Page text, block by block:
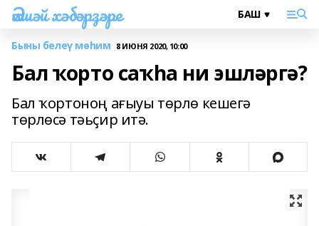
Әлшәй хәбәрҙәре
Быны белеү мөһим 8 ИЮНЯ 2020, 10:00
Бал ҡорто саҡһа ни эшләргә?
Бал ҡортоноң ағыуы төрлө кешегә
төрлөсә тәьҫир итә.